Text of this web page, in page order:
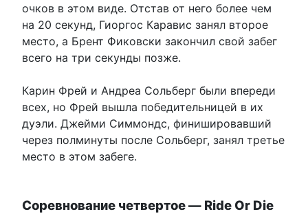
очков в этом виде. Отстав от него более чем
на 20 секунд, Гиоргос Каравис занял второе
место, а Брент Фиковски закончил свой забег
всего на три секунды позже.
Карин Фрей и Андреа Сольберг были впереди
всех, но Фрей вышла победительницей в их
дуэли. Джейми Симмондс, финишировавший
через полминуты после Сольберг, занял третье
место в этом забеге.
Соревнование четвертое — Ride Or Die